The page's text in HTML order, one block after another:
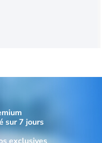
sur 7 jours
exclusives